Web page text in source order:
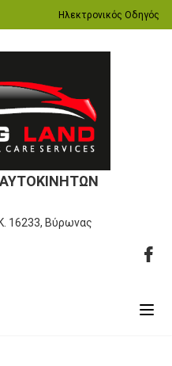
Ηλεκτρονικός Οδηγός
ΑΥΤΟΚΙΝΗΤΩΝ
16233, Βύρωνας